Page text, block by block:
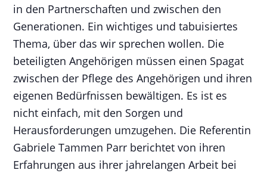
in den Partnerschaften und zwischen den
Generationen. Ein wichtiges und tabuisiertes
Thema, über das wir sprechen wollen. Die
beteiligten Angehörigen müssen einen Spagat
zwischen der Pflege des Angehörigen und ihren
eigenen Bedürfnissen bewältigen. Es ist es
nicht einfach, mit den Sorgen und
Herausforderungen umzugehen. Die Referentin
Gabriele Tammen Parr berichtet von ihren
Erfahrungen aus ihrer jahrelangen Arbeit bei